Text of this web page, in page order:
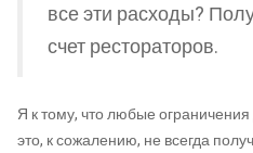
все эти расходы?
счет рестораторов.
Я к тому, что любые
это, к сожалению, не всегда